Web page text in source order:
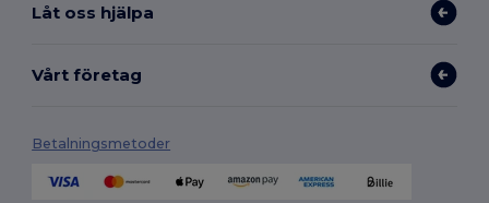
Låt oss hjälpa
Vårt företag
Betalningsmetoder